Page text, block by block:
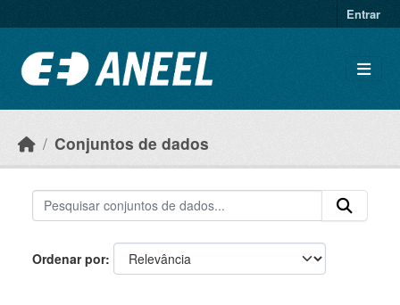
Entrar
Conjuntos de dados
Ordenar por